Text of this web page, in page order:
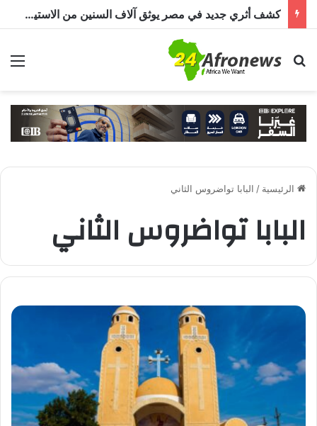
بحث عن
الرئيسية / البابا تواضروس الثاني
البابا تواضروس الثاني